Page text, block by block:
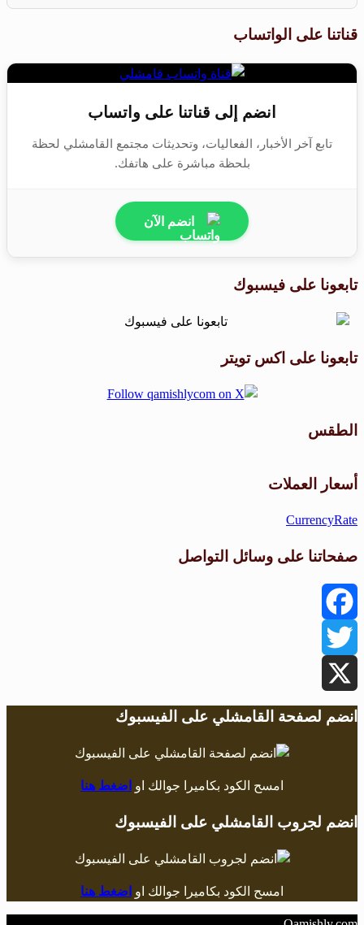
قناتنا على الواتساب
انضم إلى قناتنا على واتساب
تابع آخر الأخبار، الفعاليات، وتحديثات مجتمع القامشلي لحظة
بلحظة مباشرة على هاتفك.
انضم الآن
تابعونا على فيسبوك
تابعونا على اكس تويتر
الطقس
أسعار العملات
CurrencyRate
صفحاتنا على وسائل التواصل
Facebook
Twitter
X
انضم لصفحة القامشلي على الفيسبوك
امسح الكود بكاميرا جوالك او اضغط هنا
انضم لجروب القامشلي على الفيسبوك
امسح الكود بكاميرا جوالك او اضغط هنا